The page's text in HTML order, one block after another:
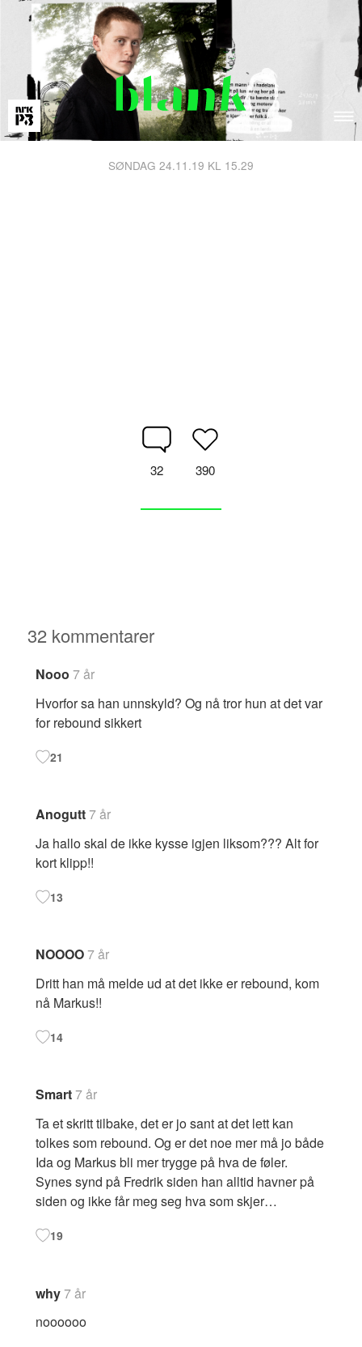
SØNDAG 24.11.19 KL 15.29
32 390
32 kommentarer
Nooo 7 år
Hvorfor sa han unnskyld? Og nå tror hun at det var
for rebound sikkert
21
Anogutt7 år
Ja hallo skal de ikke kysse igjen liksom??? Alt for
kort klipp!!
13
NOOOO7 år
Dritt han må melde ud at det ikke er rebound, kom
nå Markus!!
14
Smart7 år
Ta et skritt tilbake, det er jo sant at det lett kan
tolkes som rebound. Og er det noe mer må jo både
Ida og Markus bli mer trygge på hva de føler.
Synes synd på Fredrik siden han alltid havner på
siden og ikke får meg seg hva som skjer…
19
why7 år
noooooo